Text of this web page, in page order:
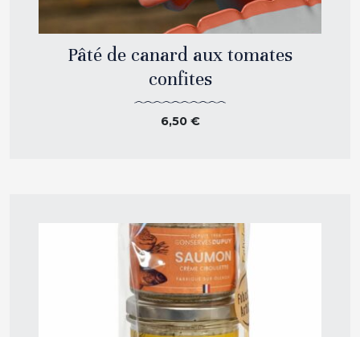
Pâté de canard aux tomates
confites
6,50 €